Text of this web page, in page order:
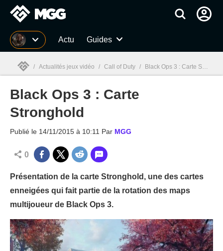
MGG Actu Guides
MGG
/ Actualités jeux vidéo / Call of Duty / Black Ops 3 : Carte Stronghold
Black Ops 3 : Carte
Stronghold
Publié le 14/11/2015 à 10:11 Par MGG
0
Présentation de la carte Stronghold, une des cartes
enneigées qui fait partie de la rotation des maps
multijoueur de Black Ops 3.